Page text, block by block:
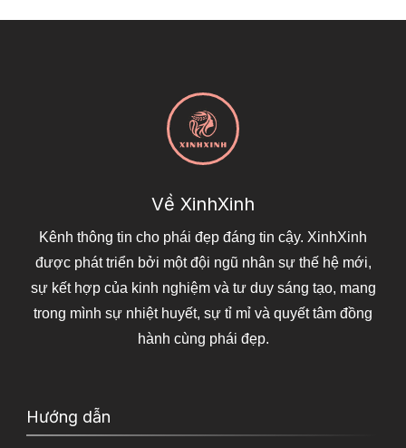
Về XinhXinh
Kênh thông tin cho phái đẹp đáng tin cậy. XinhXinh
được phát triển bởi một đội ngũ nhân sự thế hệ mới,
sự kết hợp của kinh nghiệm và tư duy sáng tạo, mang
trong mình sự nhiệt huyết, sự tỉ mỉ và quyết tâm đồng
hành cùng phái đẹp.
Hướng dẫn